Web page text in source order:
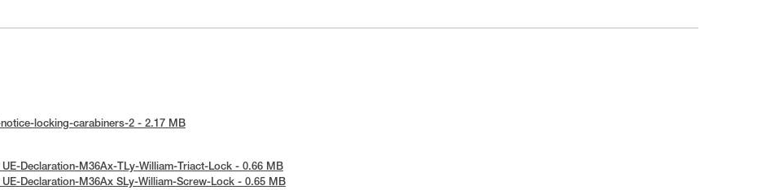
locking-carabiners-2 - 2.17 MB
Declaration-M36Ax-TLy-William-Triact-Lock - 0.66 MB
Declaration-M36Ax SLy-William-Screw-Lock - 0.65 MB